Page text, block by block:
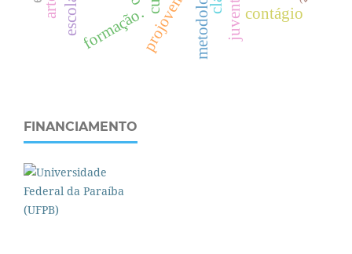
formação. contágio
FINANCIAMENTO